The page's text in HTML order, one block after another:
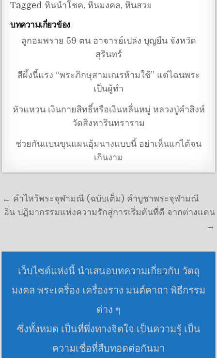
Tagged หินนำโชค, หินมงคล, หินสวย
บทความเกี่ยวข้อง
ลูกอมพราย 59 ตน อาจารย์เปล่ง บุญยืน จังหวัด
สุรินทร์
สีผึ้งนี้แรง “พระภิกษุสามเณรห้ามใช้” แต่ไฉนพระ
เป็นผู้ทำ
หัวแหวน เงินกายสิทธิ์หรือเงินหลื่นหมู่ หลวงปู่คำสิงห์
วัดสิงหารินทราราม
ช่วยกันแบนขุนแผนอุ้มนางแบบนี้ อย่าเห็นแก่ได้จน
เกินงาม
แนะแนวเรื่อง
← คำไหว้พระจุฬามณี (ฉบับเต็ม) คำบูชาพระจุฬามณี
อิ่น ปฏิมากรรมแห่งความรักสู่การเริ่มต้นที่ดี จากต่างแดน
→
เว็บไซต์แห่งนี้ นำเสนอบทความเกี่ยวกับ วัตถุ
มงคล พระเครื่อง เครื่องราง มนต์คาถา พิธีกรรม
ต่าง ๆ
ซึ่งทั้งหมด เป็นที่พึ่งทางจิตใจ เป็นความรู้ เป็น
ความเชื่อที่สืบทอดต่อกันมา